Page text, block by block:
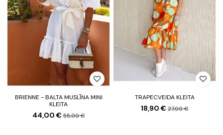
BRIENNE - BALTA MUSLĪNA MINI
KLEITA
44,00 € 55,00 €
TRAPECVEIDA KLEITA
18,90 € 27,00 €